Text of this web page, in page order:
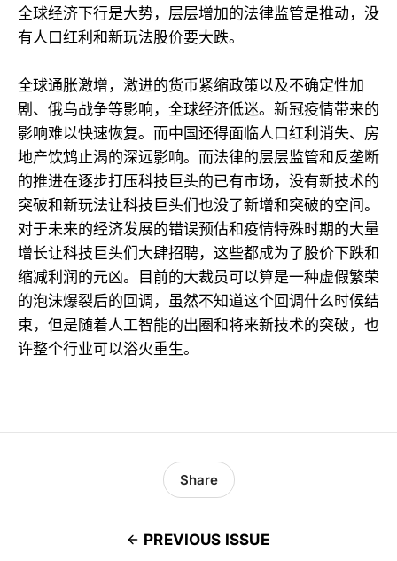
全球经济下行是大势，层层增加的法律监管是推动，没
有人口红利和新玩法股价要大跌。
全球通胀激增，激进的货币紧缩政策以及不确定性加
剧、俄乌战争等影响，全球经济低迷。新冠疫情带来的
影响难以快速恢复。而中国还得面临人口红利消失、房
地产饮鸩止渴的深远影响。而法律的层层监管和反垄断
的推进在逐步打压科技巨头的已有市场，没有新技术的
突破和新玩法让科技巨头们也没了新增和突破的空间。
对于未来的经济发展的错误预估和疫情特殊时期的大量
增长让科技巨头们大肆招聘，这些都成为了股价下跌和
缩减利润的元凶。目前的大裁员可以算是一种虚假繁荣
的泡沫爆裂后的回调，虽然不知道这个回调什么时候结
束，但是随着人工智能的出圈和将来新技术的突破，也
许整个行业可以浴火重生。
PREVIOUS ISSUE
Share